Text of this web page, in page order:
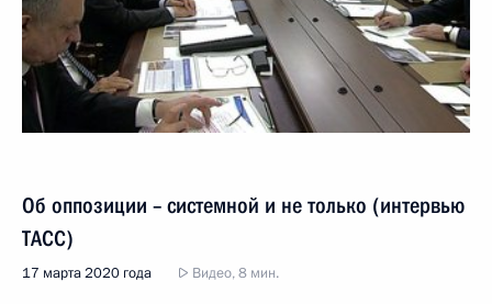
Об оппозиции – системной и не только (интервью
ТАСС)
17 марта 2020 года Видео, 8 мин.